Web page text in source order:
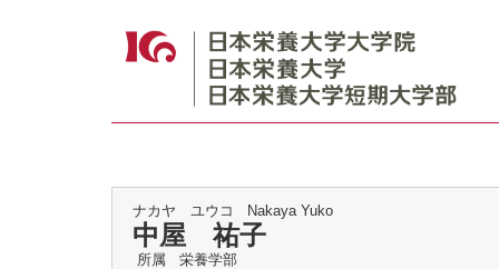
ナカヤ ユウコ Nakaya Yuko
中屋 祐子
所属
栄養学部